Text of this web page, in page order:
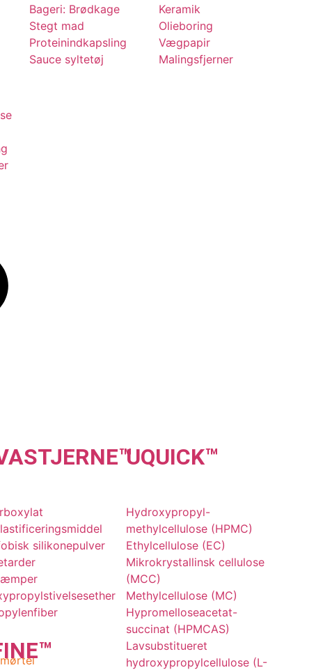
Bageri: Brødkage
Stegt mad
Proteinindkapsling
Sauce syltetøj
Keramik
Olieboring
Vægpapir
Malingsfjerner
STJERNE™
silikonepulver
™
UQUICK™
Hydroxypropyl-
methylcellulose (HPMC)
Ethylcellulose (EC)
Mikrokrystallinsk cellulose
(MCC)
Methylcellulose (MC)
Hypromelloseacetat-
succinat (HPMCAS)
Lavsubstitueret
hydroxypropylcellulose (L-